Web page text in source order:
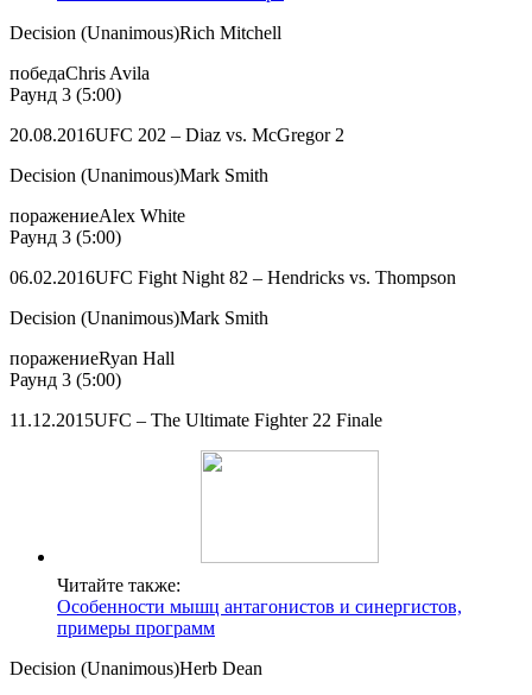
Decision (Unanimous)Rich Mitchell
победаChris Avila
Раунд 3 (5:00)
20.08.2016UFC 202 – Diaz vs. McGregor 2
Decision (Unanimous)Mark Smith
поражениеAlex White
Раунд 3 (5:00)
06.02.2016UFC Fight Night 82 – Hendricks vs. Thompson
Decision (Unanimous)Mark Smith
поражениеRyan Hall
Раунд 3 (5:00)
11.12.2015UFC – The Ultimate Fighter 22 Finale
Читайте также:
Особенности мышц антагонистов и синергистов,
примеры программ
Decision (Unanimous)Herb Dean